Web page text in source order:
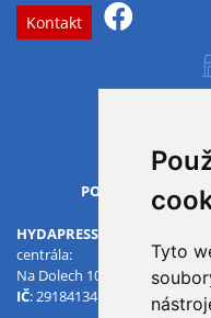
Tyto
Kontakt
PO-PÁ
HYDAPRESS CZ s.r.o.
centrála:
Na Dolech 109 586 01 Jihlava
IČ: 29184134 : CZ29184134